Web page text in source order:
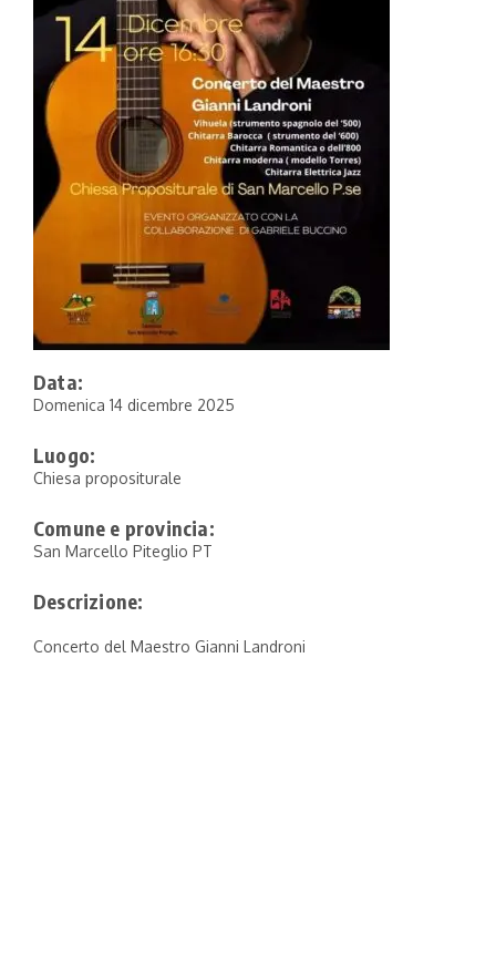
Data:
Domenica 14 dicembre 2025
Luogo:
Chiesa propositurale
Comune e provincia:
San Marcello Piteglio PT
Descrizione:
Concerto del Maestro Gianni Landroni